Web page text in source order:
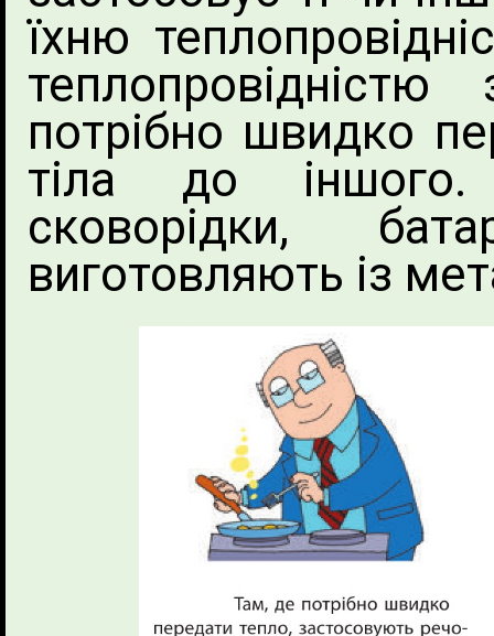
їхню
потрібно швидко
тіла до іншого.
сковорідки,
виготовляють із